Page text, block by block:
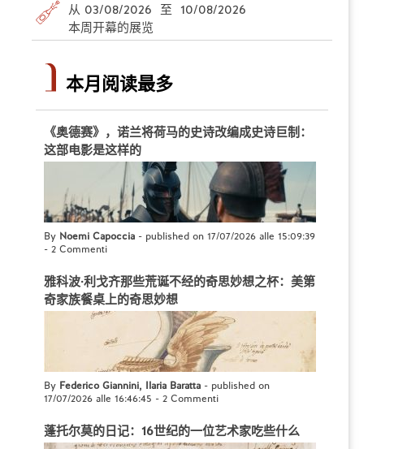
从 03/08/2026 至 10/08/2026
本周开幕的展览
本月阅读最多
《奥德赛》，诺兰将荷马的史诗改编成史诗巨制：
这部电影是这样的
By Noemi Capoccia - published on 17/07/2026 alle 15:09:39
- 2 Commenti
雅科波·利戈齐那些荒诞不经的奇思妙想之杯：美第
奇家族餐桌上的奇思妙想
By Federico Giannini, Ilaria Baratta - published on
17/07/2026 alle 16:46:45 - 2 Commenti
蓬托尔莫的日记：16世纪的一位艺术家吃些什么